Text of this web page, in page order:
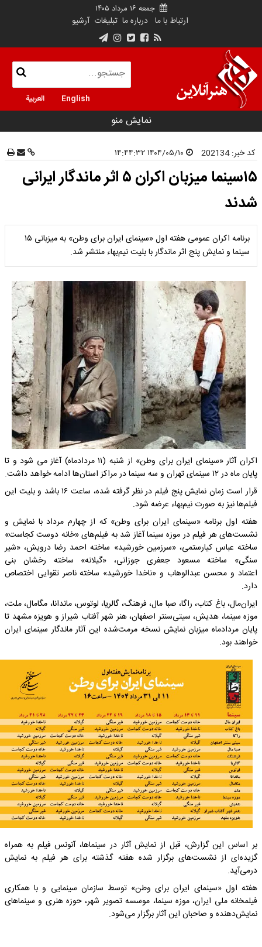
جمعه ۱۶ مرداد ۱۴۰۵
ارتباط با ما درباره ما تبلیغات آرشیو
English العربية
نمایش منو
کد خبر:202134
۱۵سینما میزبان اکران ۵ اثر ماندگار ایرانی
شدند
برنامه اکران عمومی هفته اول «سینمای ایران برای وطن» به میزبانی ۱۵
سینما و نمایش پنج اثر ماندگار با بلیت نیم‌بهاء منتشر شد.
اکران آثار «سینمای ایران برای وطن» از شنبه (۱۱ مردادماه) آغاز می شود و تا
پایان ماه در ۱۲ سینمای تهران و سه سینما در مراکز استان‌ها ادامه خواهد داشت.
قرار است زمان نمایش پنج فیلم در نظر گرفته شده، ساعت ۱۶ باشد و بلیت این
فیلم‌ها نیز به صورت نیم‌بهاء عرضه شود.
هفته اول برنامه «سینمای ایران برای وطن» که از چهارم مرداد با نمایش و
نشست‌های هر فیلم در موزه سینما آغاز شد به فیلم‌های «خانه دوست کجاست»
ساخته عباس کیارستمی، «سرزمین خورشید» ساخته احمد رضا درویش، «شیر
سنگی» ساخته مسعود جعفری جوزانی، «گیلانه» ساخته رخشان بنی
اعتماد و محسن عبدالوهاب و «ناخدا خورشید» ساخته ناصر تقوایی اختصاص
دارد.
ایران‌مال، باغ کتاب، راگا، صبا مال، فرهنگ، گالریا، لوتوس، ماندانا، مگامال، ملت،
موزه سینما، هدیش، سیتی‌سنتر اصفهان، هنر شهر آفتاب شیراز و هویزه مشهد تا
پایان مردادماه میزبان نمایش نسخه مرمت‌شده این آثار ماندگار سینمای ایران
خواهند بود.
بر اساس این گزارش، قبل از نمایش آثار در سینماها، آنونس فیلم به همراه
گزیده‌ای از نشست‌های برگزار شده هفته گذشته برای هر فیلم به نمایش
درمی‌آید.
هفته اول «سینمای ایران برای وطن» توسط سازمان سینمایی و با همکاری
فیلمخانه ملی ایران، موزه سینما، موسسه تصویر شهر، حوزه هنری و سینماهای
نمایش‌دهنده و صاحبان این آثار برگزار می‌شود.